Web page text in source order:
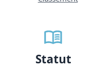
Statut